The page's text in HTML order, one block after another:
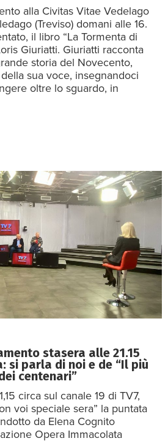
alla Civitas Vitae Vedelago
(Treviso) domani alle 16.
il libro “La Tormenta di
Giuriatti. Giuriatti racconta
storia del Novecento,
sua voce, insegnandoci
oltre lo sguardo, in
stasera alle 21.15
si parla di noi e de “Il più
centenari”
circa sul canale 19 di TV7,
voi speciale sera” la puntata
da Elena Cognito
Opera Immacolata